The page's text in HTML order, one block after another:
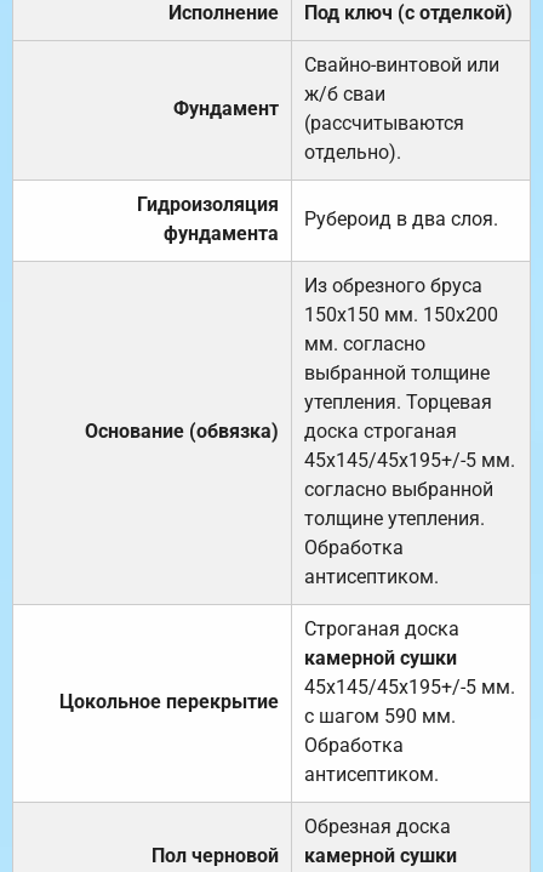
Исполнение Под ключ (с отделкой)
Фундамент
Свайно-винтовой или
ж/б сваи
(рассчитываются
отдельно).
Гидроизоляция
фундамента
Рубероид в два слоя.
Основание (обвязка)
Из обрезного бруса
150х150 мм. 150х200
мм. согласно
выбранной толщине
утепления. Торцевая
доска строганая
45х145/45х195+/-5 мм.
согласно выбранной
толщине утепления.
Обработка
антисептиком.
Цокольное перекрытие
Строганая доска
камерной сушки
45х145/45х195+/-5 мм.
с шагом 590 мм.
Обработка
антисептиком.
Пол черновой
Обрезная доска
камерной сушки